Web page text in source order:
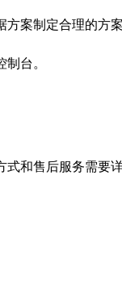
制定合理的方
台。
售后服务需要